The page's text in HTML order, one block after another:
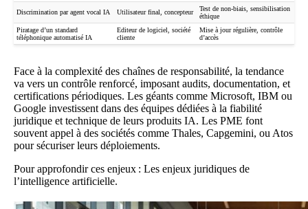
Discrimination paragent vocal IA Utilisateur final, concepteur
Test de non-biais, sensibilisation
éthique
Piratage d’un standard
téléphonique automatisé IA
Editeur de logiciel, société
cliente
Mise à jour régulière, contrôle
d’accès
Face à la complexité des chaînes de responsabilité, la tendance
va vers un contrôle renforcé, imposant audits, documentation, et
certifications périodiques. Les géants comme Microsoft, IBM ou
Google investissent dans des équipes dédiées à la fiabilité
juridique et technique de leurs produits IA. Les PME font
souvent appel à des sociétés comme Thales, Capgemini, ou Atos
pour sécuriser leurs déploiements.
Pour approfondir ces enjeux : Les enjeux juridiques de
l’intelligence artificielle.